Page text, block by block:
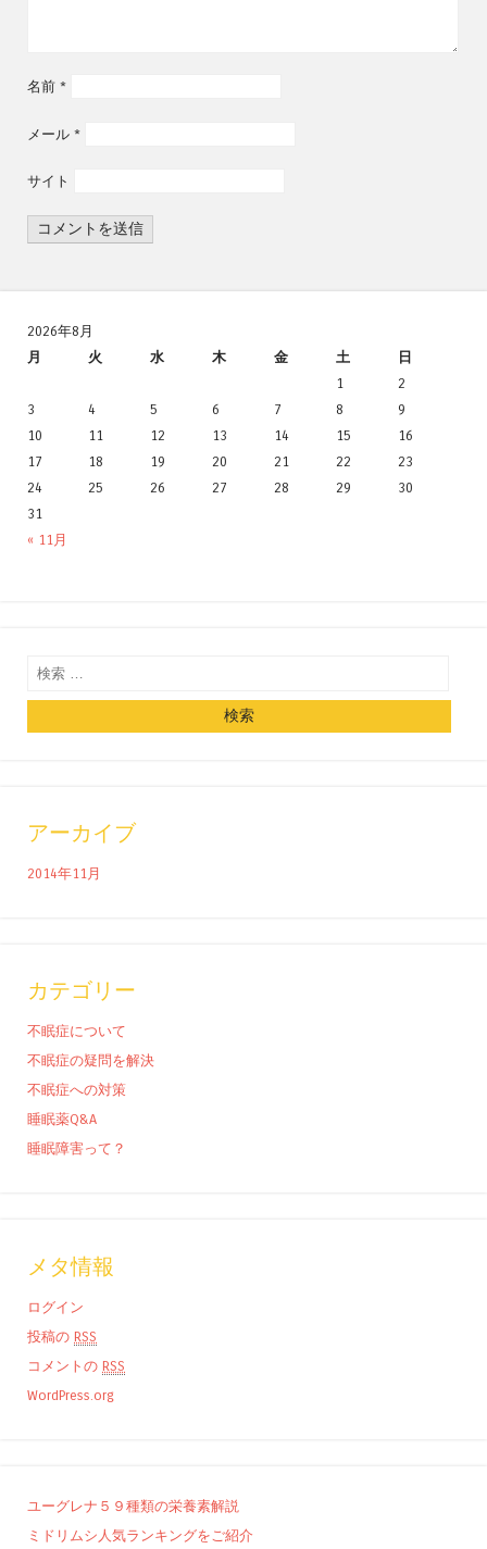
名前 *
メール *
サイト
2026年8月
月
火 水 木 金 土 日
« 11月
1
2
3
4 5 6 7 8
9
10
11 12 13 14 15
16
17
18 19 20 21 22
23
24
25 26 27 28 29
30
31
検索
アーカイブ
2014年11月
カテゴリー
不眠症について
不眠症の疑問を解決
不眠症への対策
睡眠薬Q&A
睡眠障害って？
メタ情報
ログイン
投稿の RSS
コメントの RSS
WordPress.org
ユーグレナ５９種類の栄養素解説
ミドリムシ人気ランキングをご紹介